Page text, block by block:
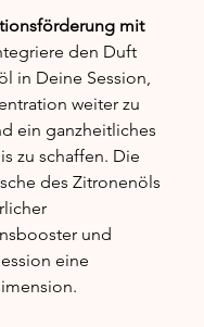
mit
den Duft
in Deine Session,
weiter zu
ein ganzheitliches
zu schaffen. Die
des Zitronenöls
und
eine